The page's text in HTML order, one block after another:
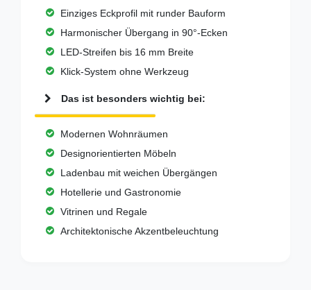
Einziges Eckprofil mit runder Bauform
Harmonischer Übergang in 90°-Ecken
LED-Streifen bis 16 mm Breite
Klick-System ohne Werkzeug
Das ist besonders wichtig bei:
Modernen Wohnräumen
Designorientierten Möbeln
Ladenbau mit weichen Übergängen
Hotellerie und Gastronomie
Vitrinen und Regale
Architektonische Akzentbeleuchtung